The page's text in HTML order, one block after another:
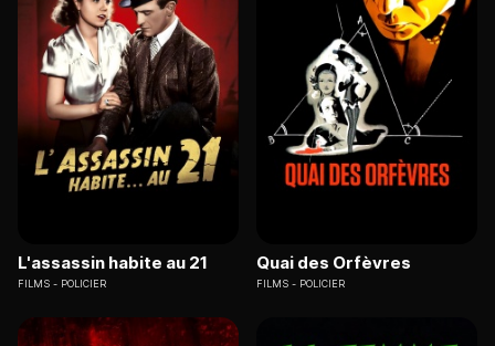
L'assassin habite au 21
FILMS POLICIER
Quai des Orfèvres
FILMS POLICIER